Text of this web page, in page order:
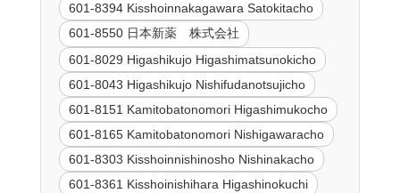
601-8394 Kisshoinnakagawara Satokitacho
601-8550 日本新薬 株式会社
601-8029 Higashikujo Higashimatsunokicho
601-8043 Higashikujo Nishifudanotsujicho
601-8151 Kamitobatonomori Higashimukocho
601-8165 Kamitobatonomori Nishigawaracho
601-8303 Kisshoinnishinosho Nishinakacho
601-8361 Kisshoinishihara Higashinokuchi